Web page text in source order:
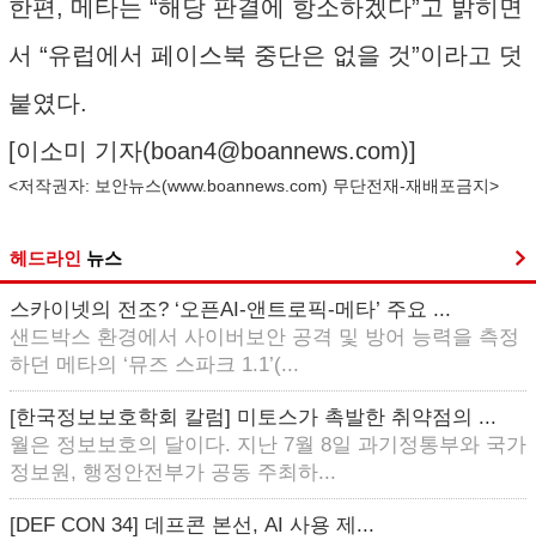
한편, 메타는 “해당 판결에 항소하겠다”고 밝히면
서 “유럽에서 페이스북 중단은 없을 것”이라고 덧
붙였다.
[이소미 기자(boan4@boannews.com)]
<저작권자: 보안뉴스(www.boannews.com) 무단전재-재배포금지>
헤드라인 뉴스
스카이넷의 전조? ‘오픈AI-앤트로픽-메타’ 주요 ...
샌드박스 환경에서 사이버보안 공격 및 방어 능력을 측정
하던 메타의 ‘뮤즈 스파크 1.1’(...
[한국정보보호학회 칼럼] 미토스가 촉발한 취약점의 ...
월은 정보보호의 달이다. 지난 7월 8일 과기정통부와 국가
정보원, 행정안전부가 공동 주최하...
[DEF CON 34] 데프콘 본선, AI 사용 제...